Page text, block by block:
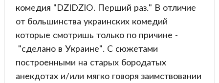
комедия "DZIDZIO. Перший раз." В отличие
от большинства украинских комедий
которые смотришь только по причине -
"сделано в Украине". С сюжетами
построенными на старых бородатых
анекдотах и/или мягко говоря заимствовании